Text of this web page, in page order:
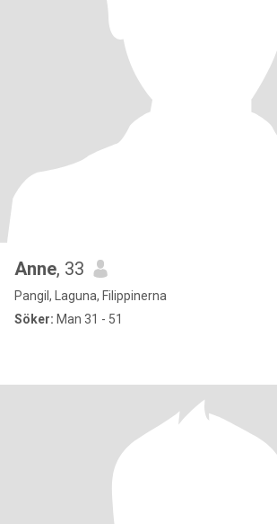
Anne, 33
Pangil, Laguna, Filippinerna
Söker: Man 31 - 51